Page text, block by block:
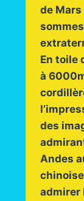
de
En toile
à
des
Andes
admirer